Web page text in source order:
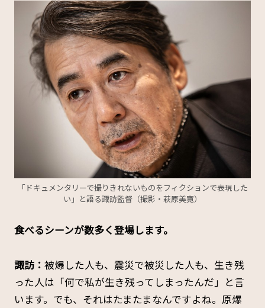
「ドキュメンタリーで撮りきれないものをフィクションで表現した
い」と語る諏訪監督（撮影・萩原美寛）
――食べるシーンが数多く登場します。
諏訪： 被爆した人も、震災で被災した人も、生き残
った人は「何で私が生き残ってしまったんだ」と言
います。でも、それはたまたまなんですよね。原爆